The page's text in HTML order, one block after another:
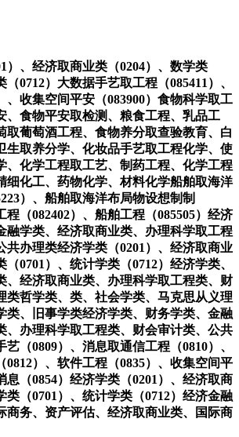
、经济取商业类（0204）、数学类
（0712）大数据手艺取工程（085411）、
、收集空间平安（083900）食物科学取工
、食物平安取检测、粮食工程、乳品工
取葡萄酒工程、食物养分取查验教育、白
生取养分学、化妆品手艺取工程化学、使
、化学工程取工艺、制药工程、化学工程
细化工、药物化学、材料化学船舶取海洋
）、船舶取海洋布局物设想制制
程（082402）、船舶工程（085505）经济
融学类、经济取商业类、办理科学取工程
共办理类经济学类（0201）、经济取商业
（0701）、统计学类（0712）经济学类、
、经济取商业类、办理科学取工程类、财
类哲学类、类、社会学类、马克思从义理
类、旧事学类经济学类、财务学类、金融
、办理科学取工程类、财会审计类、公共
（0809）、消息取通信工程（0810）、
0812）、软件工程（0835）、收集空间平
息（0854）经济学类（0201）、经济取商
类（0701）、统计学类（0712）经济金融
商务、资产评估、经济取商业类、国际商